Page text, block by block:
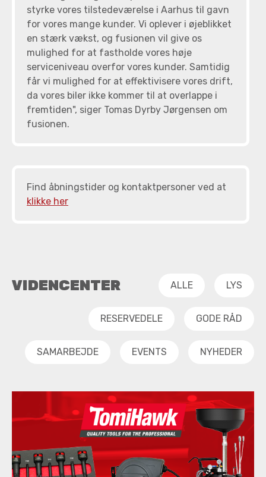
styrke vores tilstedeværelse i Aarhus til gavn
for vores mange kunder. Vi oplever i øjeblikket
en stærk vækst, og fusionen vil give os
mulighed for at fastholde vores høje
serviceniveau overfor vores kunder. Samtidig
får vi mulighed for at effektivisere vores drift,
da vores biler ikke kommer til at overlappe i
fremtiden", siger Tomas Dyrby Jørgensen om
fusionen.
Find åbningstider og kontaktpersoner ved at
klikke her
VIDENCENTER ALLE LYS
RESERVEDELE GODE RÅD
SAMARBEJDE EVENTS NYHEDER